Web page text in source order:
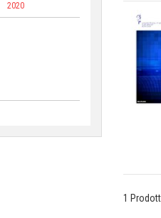
2020
1